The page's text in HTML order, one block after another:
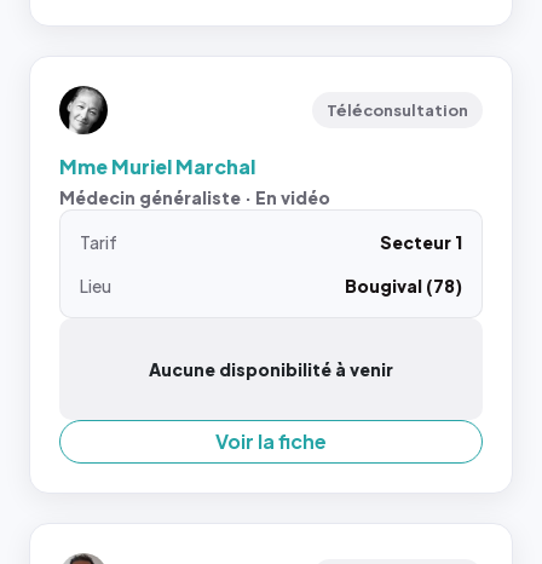
Téléconsultation
Mme Muriel Marchal
Médecin généraliste · En vidéo
Tarif
Secteur 1
Lieu
Bougival (78)
Aucune disponibilité à venir
Voir la fiche